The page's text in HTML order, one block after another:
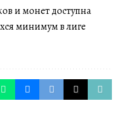
и монет доступна
минимум в лиге